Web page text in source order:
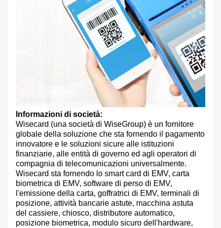
Informazioni di società:
Wisecard (una società di WiseGroup) è un fornitore
globale della soluzione che sta fornendo il pagamento
innovatore e le soluzioni sicure alle istituzioni
finanziarie, alle entità di governo ed agli operatori di
compagnia di telecomunicazioni universalmente.
Wisecard sta fornendo lo smart card di EMV, carta
biometrica di EMV, software di perso di EMV,
l'emissione della carta, goffratrici di EMV, terminali di
posizione, attività bancarie astute, macchina astuta
del cassiere, chiosco, distributore automatico,
posizione biometrica, modulo sicuro dell'hardware,